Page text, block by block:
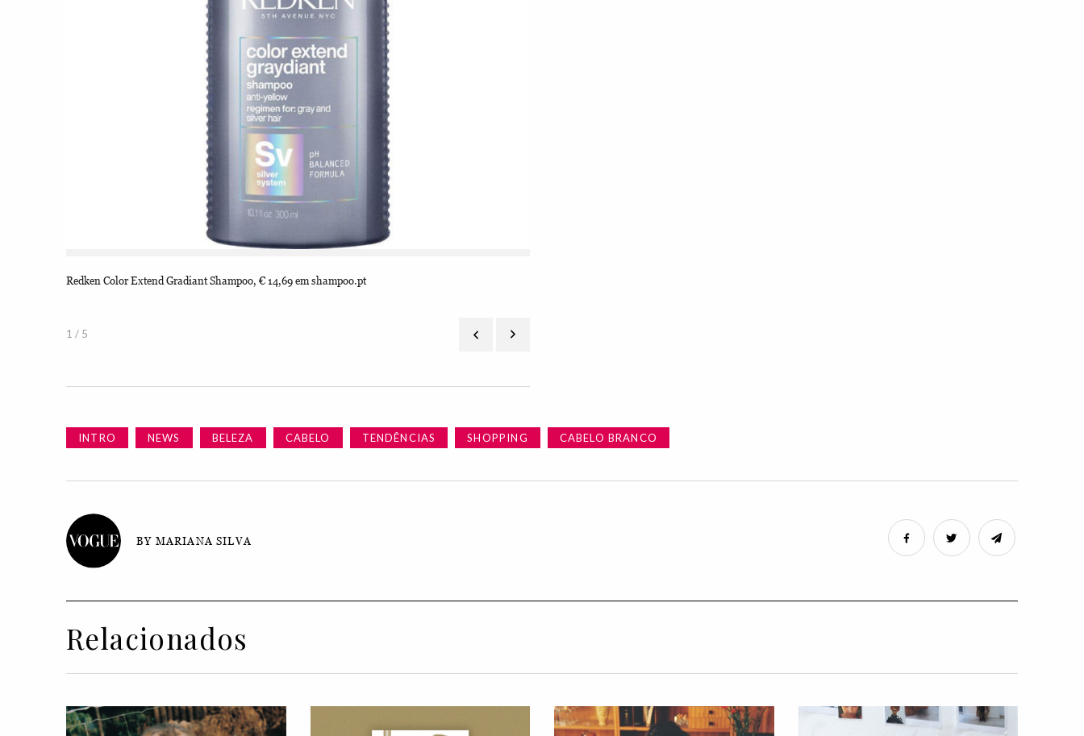
Redken Color Extend Gradiant Shampoo, € 14,69 em shampoo.pt
1 / 5
INTRO NEWS BELEZA CABELO TENDÊNCIAS SHOPPING CABELO BRANCO
BY MARIANA SILVA
Relacionados